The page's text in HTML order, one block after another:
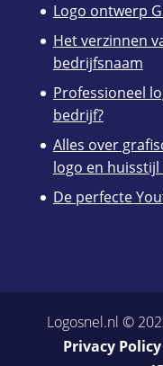
Logo ontwerp
Het verzinnen
bedrijfsnaam
Professioneel
bedrijf?
Alles over
logo en
De perfecte
Logosnel.nl ©
Privacy